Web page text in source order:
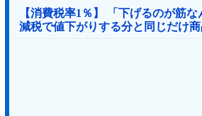
【消費税率1％】 「下げるのが筋
減税で値下がりする分と同じだけ
価格を変えない店も